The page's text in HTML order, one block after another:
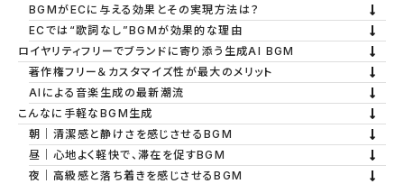
BGMがECに与える効果とその実現方法は？
ECでは“歌詞なし”BGMが効果的な理由
ロイヤリティフリーでブランドに寄り添う生成AI BGM
著作権フリー＆カスタマイズ性が最大のメリット
AIによる音楽生成の最新潮流
こんなに手軽なBGM生成
朝｜清潔感と静けさを感じさせるBGM
昼｜心地よく軽快で、滞在を促すBGM
夜｜高級感と落ち着きを感じさせるBGM